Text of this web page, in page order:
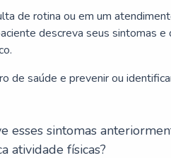
de rotina ou em um
descreva seus sintomas e
de saúde e prevenir ou
esses sintomas
atividade físicas?